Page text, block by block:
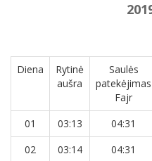
Diena
Rytinė
aušra
Saulės
patekėjimas
Fajr
01
03:13 04:31
02
03:14 04:31